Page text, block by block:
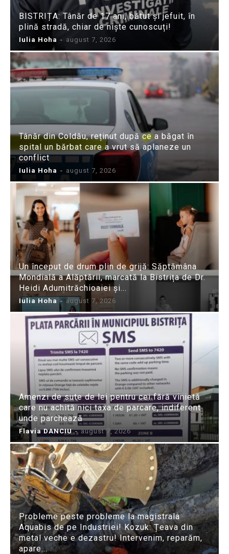
BISTRIȚA: Tânăr de 17 ani, bătut și jefuit, în
plină stradă, chiar de niște cunoscuți!
Iulia Hoha - august 7, 2026
Tânăr din Coldău, reținut după ce a băgat în
spital un bărbat care a vrut să aplaneze un
conflict
Iulia Hoha - august 7, 2026
Un început de drum plin de grijă: Săptămâna
Mondială a Alăptării, marcată la Bistrița de Dr.
Heidi Adumitrăchioaiei și...
Iulia Hoha - august 7, 2026
Amenzi de sute de lei pentru cei fără vinietă
care nu achită nici taxa de parcare, indiferent
unde parchează
Flavia DANCIU - august 7, 2026
Probleme peste probleme la magistrala
Aquabis de pe Industriei! Kozuk: Țeava din
metal veche e dezastru! Intervenim, reparăm,
apare...